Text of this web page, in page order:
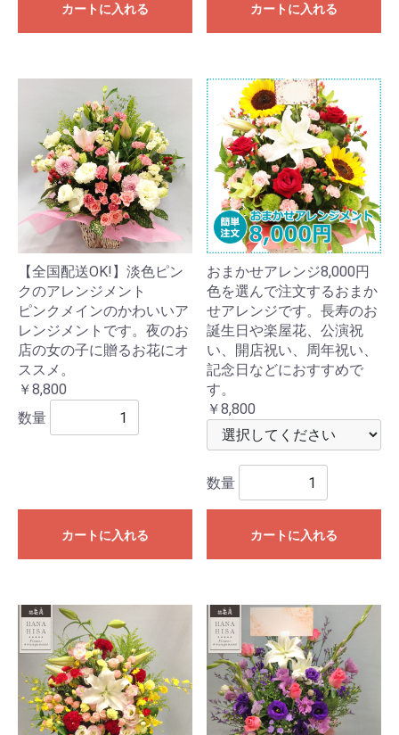
カートに入れる カートに入れる
【全国配送OK!】淡色ピン
クのアレンジメント
ピンクメインのかわいいア
レンジメントです。夜のお
店の女の子に贈るお花にオ
ススメ。
￥8,800
数量
カートに入れる
おまかせアレンジ8,000円
色を選んで注文するおまか
せアレンジです。長寿のお
誕生日や楽屋花、公演祝
い、開店祝い、周年祝い、
記念日などにおすすめで
す。
￥8,800
数量
カートに入れる